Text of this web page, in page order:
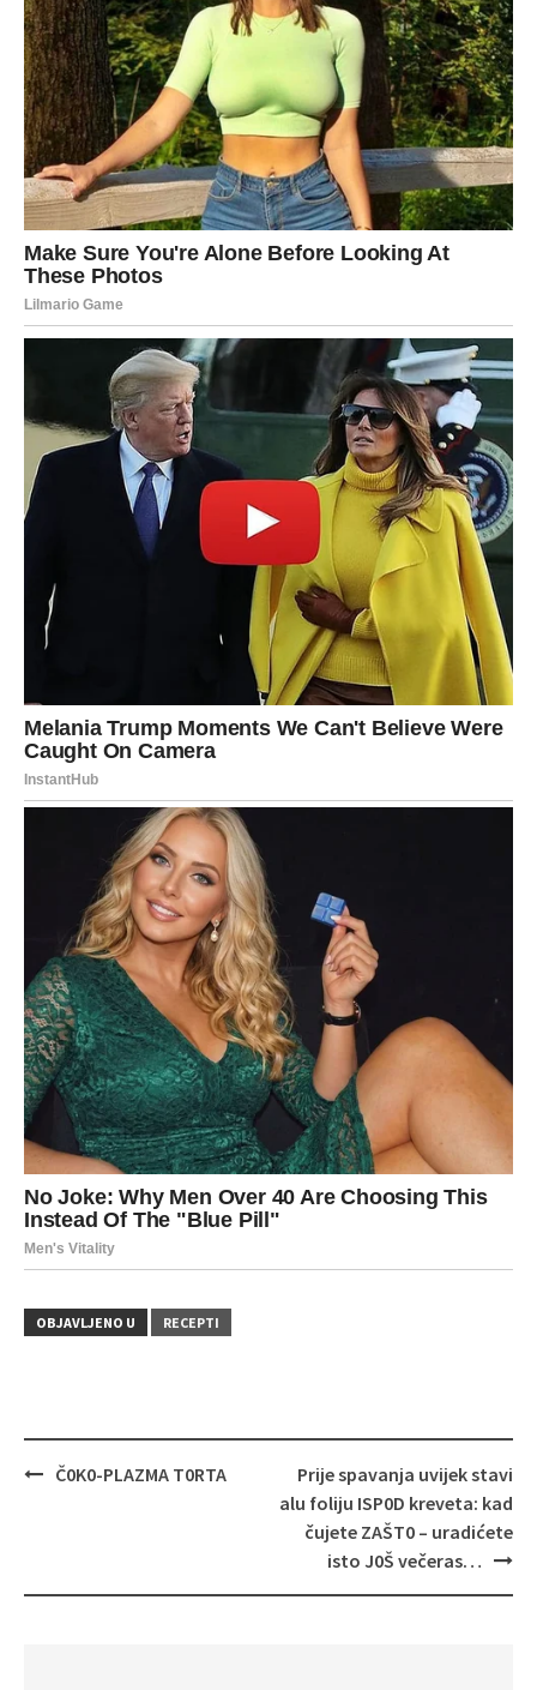
OBJAVLJENO U RECEPTI
Navigacija
Č0K0-PLAZMA T0RTA
Prije spavanja uvijek stavi
alu foliju ISP0D kreveta: kad
čujete ZAŠT0 – uradićete
isto J0Š večeras…